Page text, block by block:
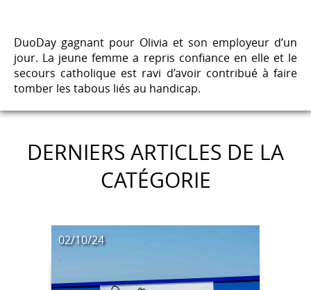
DuoDay gagnant pour Olivia et son employeur d’un
jour. La jeune femme a repris confiance en elle et le
secours catholique est ravi d’avoir contribué à faire
tomber les tabous liés au handicap.
DERNIERS ARTICLES DE LA
CATÉGORIE
02/10/24